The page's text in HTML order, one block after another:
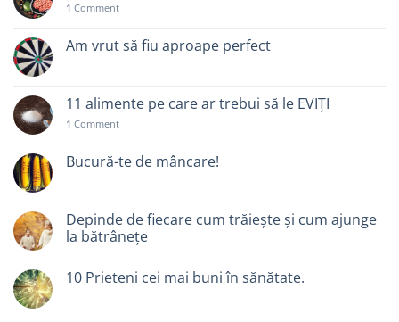
1 Comment
Am vrut să fiu aproape perfect
11 alimente pe care ar trebui să le EVIȚI
1 Comment
Bucură-te de mâncare!
Depinde de fiecare cum trăiește și cum ajunge
la bătrânețe
10 Prieteni cei mai buni în sănătate.